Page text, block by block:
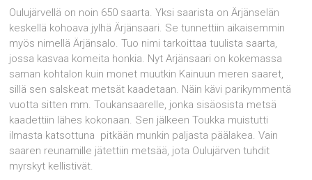
Oulujärvellä on noin 650 saarta. Yksi saarista on Ärjänselän
keskellä kohoava jylhä Ärjänsaari. Se tunnettiin aikaisemmin
myös nimellä Ärjänsalo. Tuo nimi tarkoittaa tuulista saarta,
jossa kasvaa komeita honkia. Nyt Arjänsaari on kokemassa
saman kohtalon kuin monet muutkin Kainuun meren saaret,
sillä sen salskeat metsät kaadetaan. Näin kävi parikymmentä
vuotta sitten mm. Toukansaarelle, jonka sisäosista metsä
kaadettiin lähes kokonaan. Sen jälkeen Toukka muistutti
ilmasta katsottuna pitkään munkin paljasta päälakea. Vain
saaren reunamille jätettiin metsää, jota Oulujärven tuhdit
myrskyt kellistivät.